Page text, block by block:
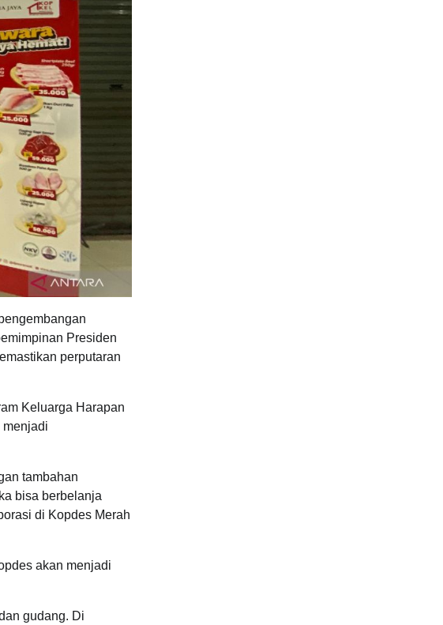
Presiden
perputaran
Keluarga Harapan
menjadi
tambahan
bisa berbelanja
di Kopdes Merah
akan menjadi
gudang. Di